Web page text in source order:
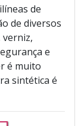
de
de diversos
e
é muito
sintética é